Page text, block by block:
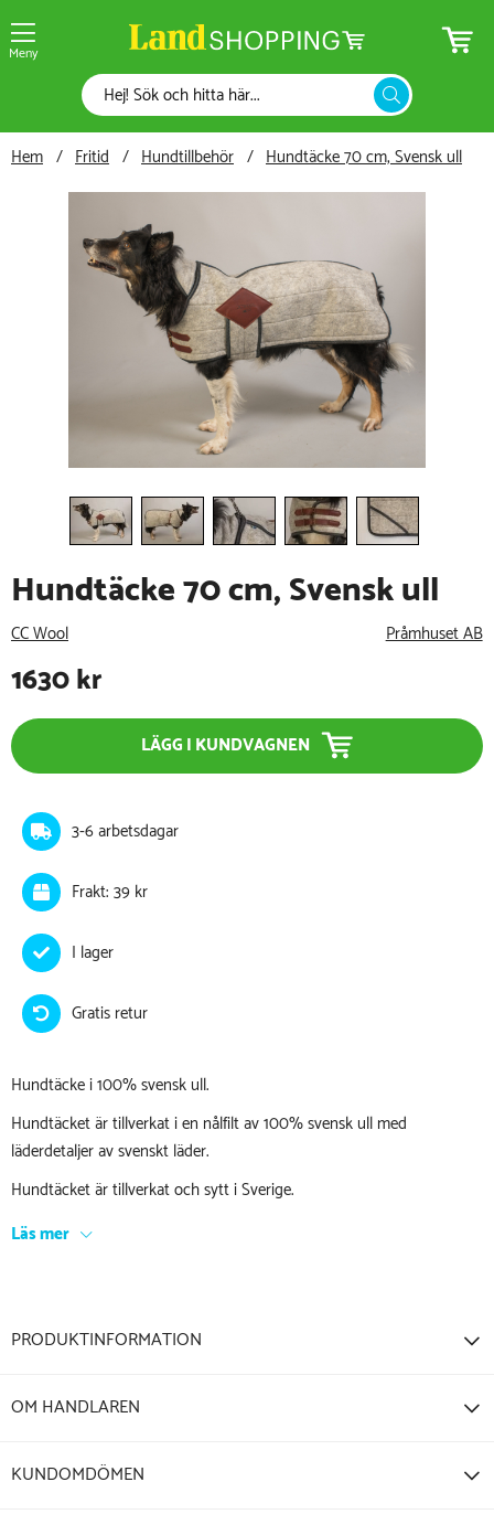
Meny
Hem Fritid Hundtillbehör Hundtäcke 70 cm, Svensk ull
Hundtäcke 70 cm, Svensk ull
CC Wool Pråmhuset AB
1630kr
LÄGG I KUNDVAGNEN
3-6 arbetsdagar
Frakt: 39 kr
Gratis retur
Hundtäcke i 100% svensk ull.
Hundtäcket är tillverkat i en nålfilt av 100% svensk ull med
läderdetaljer av svenskt läder.
Hundtäcket är tillverkat och sytt i Sverige.
Läs mer
PRODUKTINFORMATION
OM HANDLAREN
KUNDOMDÖMEN